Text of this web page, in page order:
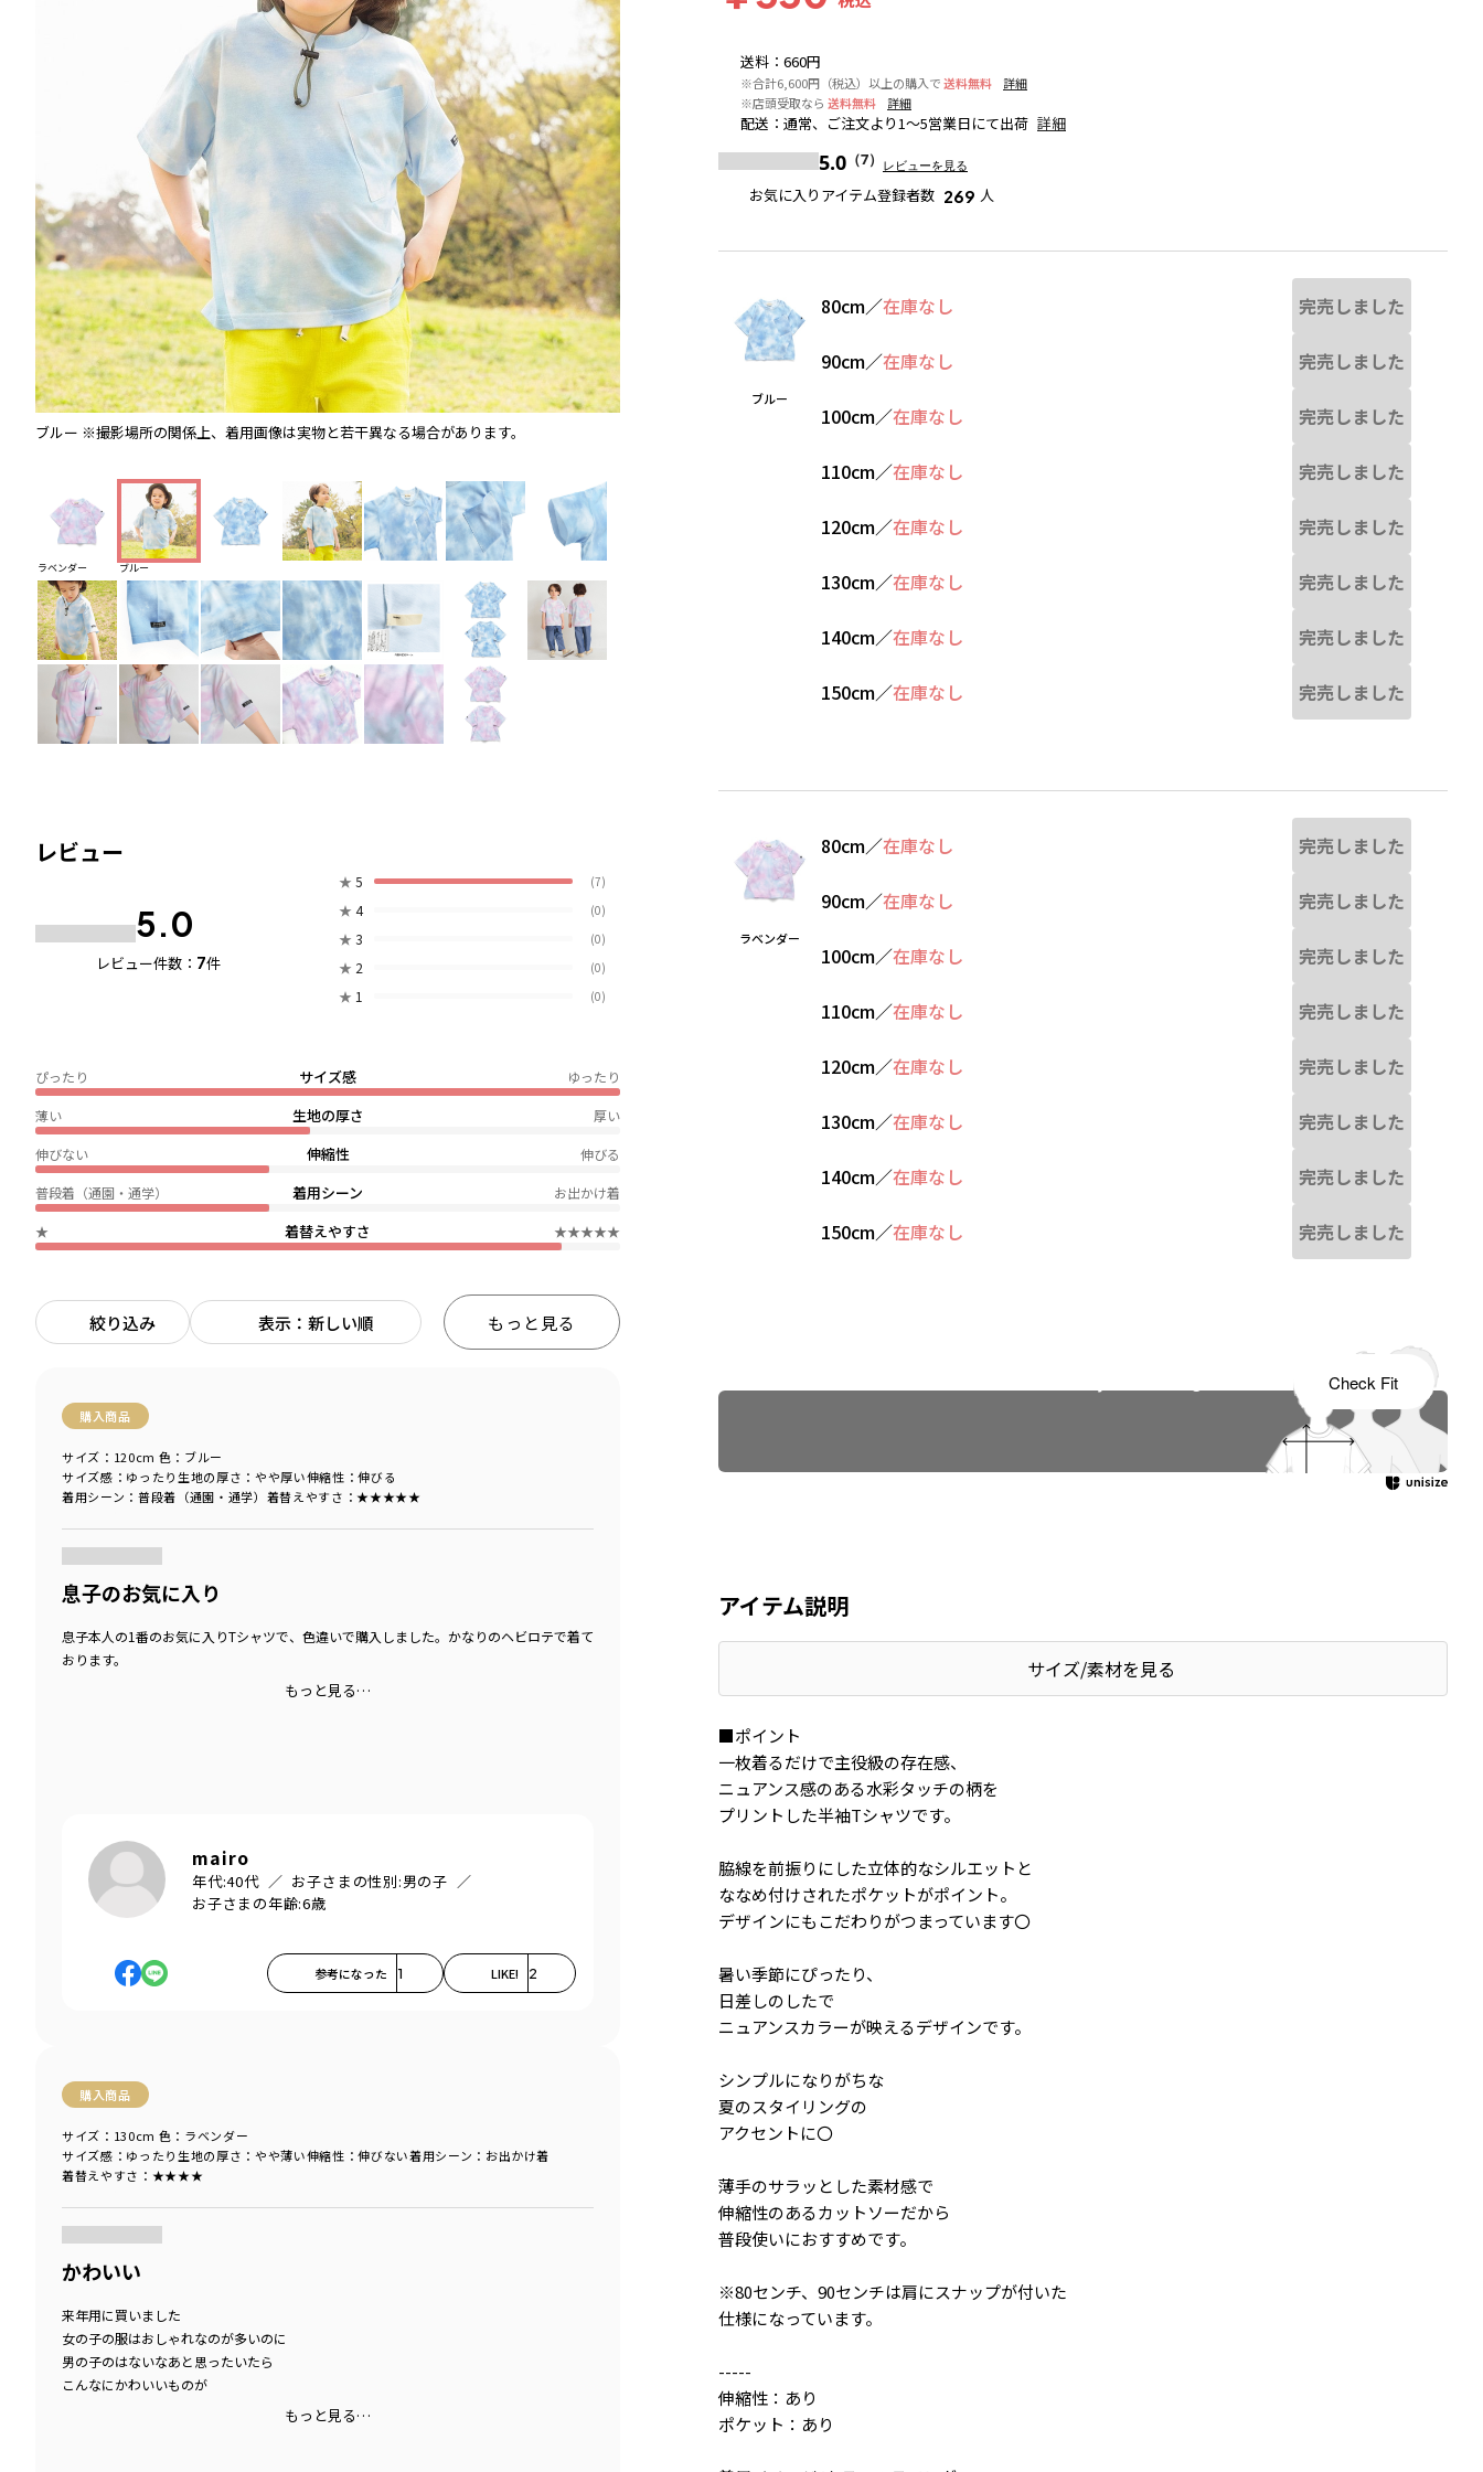
ブルー ※撮影場所の関係上、着用画像は実物と若干異なる場合があります。
ラベンダー ブルー
レビュー
5.0
レビュー件数： 7件
★ 5 (7)
★ 4 (0)
★ 3 (0)
★ 2 (0)
★ 1 (0)
サイズ感
ぴったり ゆったり
生地の厚さ
薄い 厚い
伸縮性
伸びない 伸びる
着用シーン
普段着（通園・通学） お出かけ着
着替えやすさ
★ ★★★★★
絞り込み 表示：新しい順 もっと見る
購入商品
サイズ感 ：ゆったり 生地の厚さ ：やや厚い伸縮性 ：伸びる
着用シーン ：普段着（通園・通学） 着替えやすさ ：★★★★★
サイズ：120cm 色：ブルー
息子のお気に入り
息子本人の1番のお気に入りTシャツで、色違いで購入しました。かなりのヘビロテで着て
おります。
もっと見る…
mairo
年代:40代 お子さまの性別:男の子
お子さまの年齢:6歳
参考になった 1 LIKE! 2
購入商品
サイズ感 ：ゆったり 生地の厚さ ：やや薄い伸縮性 ：伸びない着用シーン ：お出かけ着
着替えやすさ ：★★★★
サイズ：130cm 色：ラベンダー
かわいい
来年用に買いました
女の子の服はおしゃれなのが多いのに
男の子のはないなあと思ったいたら
こんなにかわいいものが
もっと見る…
送料 ： 660円
※合計6,600円（税込）以上の購入で送料無料
詳細
※店頭受取なら 送料無料 詳細
配送 ： 通常、ご注文より1～5営業日にて出荷 詳細
5.0 （7） レビューを見る
お気に入りアイテム登録者数 269 人
ブルー
80cm／在庫なし 完売しました
90cm／在庫なし 完売しました
100cm／在庫なし 完売しました
110cm／在庫なし 完売しました
120cm／在庫なし 完売しました
130cm／在庫なし 完売しました
140cm／在庫なし 完売しました
150cm／在庫なし 完売しました
ラベンダー
80cm／在庫なし 完売しました
90cm／在庫なし 完売しました
100cm／在庫なし 完売しました
110cm／在庫なし 完売しました
120cm／在庫なし 完売しました
130cm／在庫なし 完売しました
140cm／在庫なし 完売しました
150cm／在庫なし 完売しました
アイテム説明
サイズ/素材を見る
■ポイント
一枚着るだけで主役級の存在感、
ニュアンス感のある水彩タッチの柄を
プリントした半袖Tシャツです。
脇線を前振りにした立体的なシルエットと
ななめ付けされたポケットがポイント。
デザインにもこだわりがつまっています〇
暑い季節にぴったり、
日差しのしたで
ニュアンスカラーが映えるデザインです。
シンプルになりがちな
夏のスタイリングの
アクセントに〇
薄手のサラッとした素材感で
伸縮性のあるカットソーだから
普段使いにおすすめです。
※80センチ、90センチは肩にスナップが付いた
仕様になっています。
-----
伸縮性：あり
ポケット：あり
Check Fit